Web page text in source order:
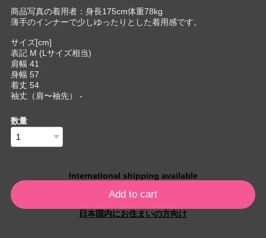
商品写真の着用者：身長175cm体重78kg
薄手のインナーで少しゆったりとした着用感です。
サイズ[cm]
表記 M (Lサイズ相当)
肩幅 41
身幅 57
着丈 54
袖丈（肩〜袖先） -
数量
International shipping available
Add to cart
日本国内にお住まいの方向け